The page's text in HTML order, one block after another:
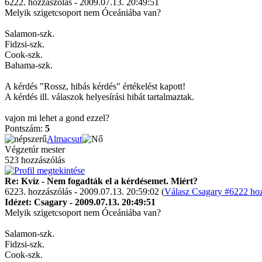
6222. hozzászólás - 2009.07.13. 20:49:51
Melyik szigetcsoport nem Óceániába van?
Salamon-szk.
Fidzsi-szk.
Cook-szk.
Bahama-szk.
A kérdés "Rossz, hibás kérdés" értékelést kapott!
A kérdés ill. válaszok helyesírási hibát tartalmaztak.
vajon mi lehet a gond ezzel?
Pontszám: 5
Almacsut
Végzetúr mester
523 hozzászólás
Re: Kvíz - Nem fogadták el a kérdésemet. Miért?
6223. hozzászólás - 2009.07.13. 20:59:02 (Válasz Csagary #6222
Idézet: Csagary - 2009.07.13. 20:49:51
Melyik szigetcsoport nem Óceániába van?
Salamon-szk.
Fidzsi-szk.
Cook-szk.